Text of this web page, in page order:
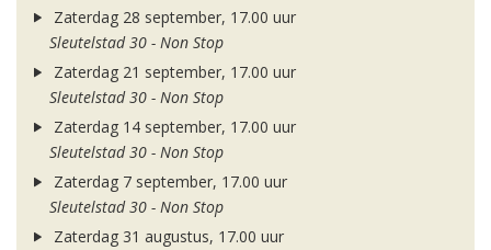
Zaterdag 28 september, 17.00 uur
Sleutelstad 30 - Non Stop
Zaterdag 21 september, 17.00 uur
Sleutelstad 30 - Non Stop
Zaterdag 14 september, 17.00 uur
Sleutelstad 30 - Non Stop
Zaterdag 7 september, 17.00 uur
Sleutelstad 30 - Non Stop
Zaterdag 31 augustus, 17.00 uur